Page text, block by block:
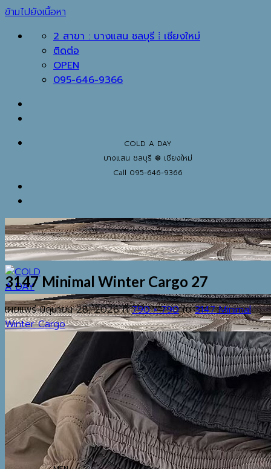
ข้ามไปยังเนื้อหา
2 สาขา : บางแสน ชลบุรี ⁞ เชียงใหม่
ติดต่อ
OPEN
095-646-9366
COLD A DAY
บางแสน ชลบุรี ❆ เชียงใหม่
Call 095-646-9366
เมนู
ค้นหา:
HOME
SHOP
3147 Minimal Winter Cargo 27
เผยแพร่มิถุนายน 28, 2026ที่790 × 790ใน3147 Minimal
Winter Cargo